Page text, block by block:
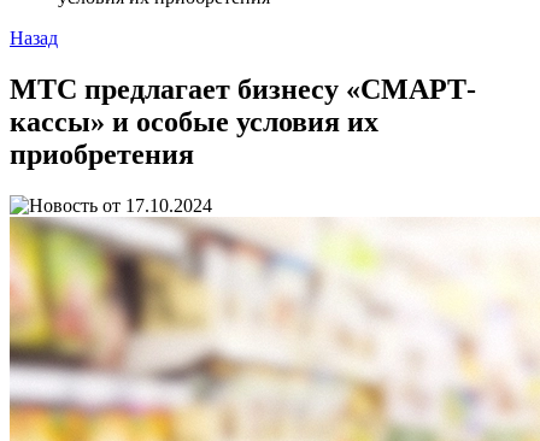
Назад
МТС предлагает бизнесу «СМАРТ-
кассы» и особые условия их
приобретения
17.10.2024